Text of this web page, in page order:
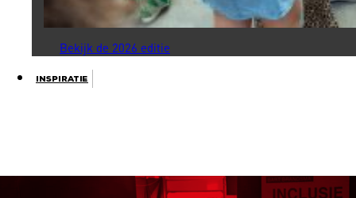
Bekijk de 2026 editie
Inspiratie